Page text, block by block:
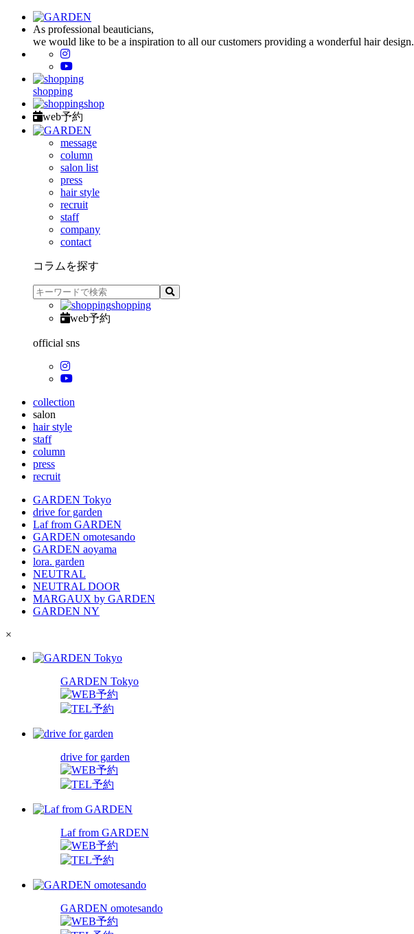
As professional beauticians,
we would like to be a inspiration to all our customers providing a wonderful hair design.
shopping
shop
web予約
message
column
salon list
press
hair style
recruit
staff
company
contact
コラムを探す
shopping
web予約
official sns
collection
salon
hair style
staff
column
press
recruit
GARDEN Tokyo
drive for garden
Laf from GARDEN
GARDEN omotesando
GARDEN aoyama
lora. garden
NEUTRAL
NEUTRAL DOOR
MARGAUX by GARDEN
GARDEN NY
×
GARDEN Tokyo
drive for garden
Laf from GARDEN
GARDEN omotesando